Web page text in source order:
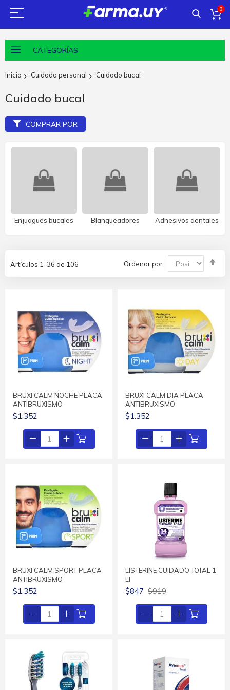
0
CATEGORÍAS
Inicio Cuidado personal Cuidado bucal
Cuidado bucal
Enjuagues bucales Blanqueadores Adhesivos dentales
Artículos 1 -36 de 106 Ordenar por
BRUXI CALM NOCHE PLACA
ANTIBRUXISMO
$1.352
BRUXI CALM DIA PLACA
ANTIBRUXISMO
$1.352
BRUXI CALM SPORT PLACA
ANTIBRUXISMO
$1.352
LISTERINE CUIDADO TOTAL 1
LT
$847 $919
COMPRAR POR